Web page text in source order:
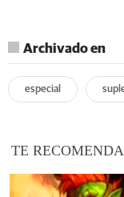
Archivado en
especial
TE